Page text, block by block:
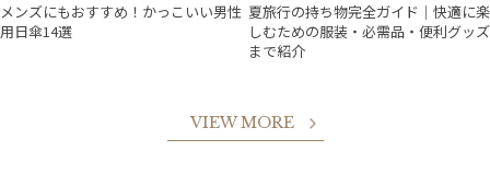
メンズにもおすすめ！かっこいい男性
用日傘14選
夏旅行の持ち物完全ガイド｜快適に楽
しむための服装・必需品・便利グッズ
まで紹介
VIEW MORE